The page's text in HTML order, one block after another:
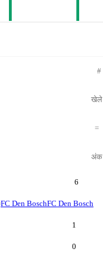
#
खेले
=
अंक
6
FC Den BoschFC Den Bosch
1
0